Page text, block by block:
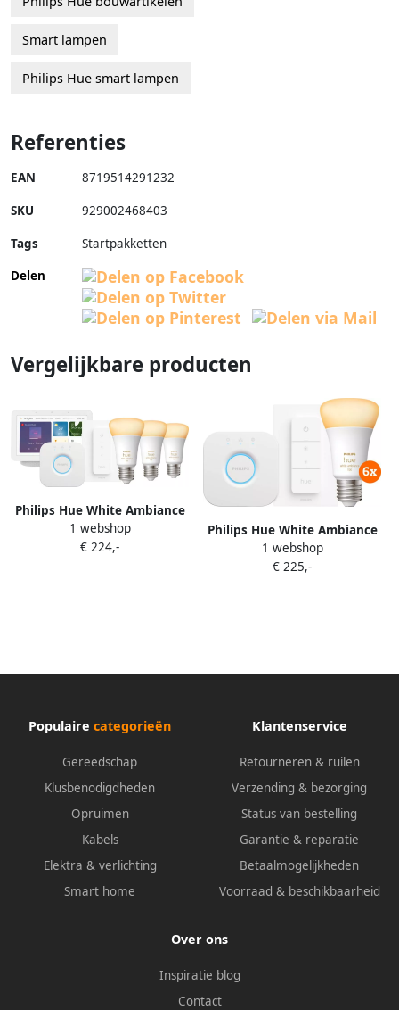
Smart lampen
Philips Hue smart lampen
Referenties
EAN 8719514291232
SKU 929002468403
Tags
Startpakketten
Delen
Vergelijkbare producten
Philips Hue White Ambiance
Starter Pack E27 3-pack +
dimmer + Bridge + Google
1 webshop
€ 224,-
Philips Hue White Ambiance
Starter Pack E27 met 6
lampen dimmer + bridge
1 webshop
€ 225,-
Populaire categorieën
Gereedschap
Klusbenodigdheden
Opruimen
Kabels
Elektra & verlichting
Smart home
Klantenservice
Retourneren & ruilen
Verzending & bezorging
Status van bestelling
Garantie & reparatie
Betaalmogelijkheden
Voorraad & beschikbaarheid
Over ons
Inspiratie blog
Contact